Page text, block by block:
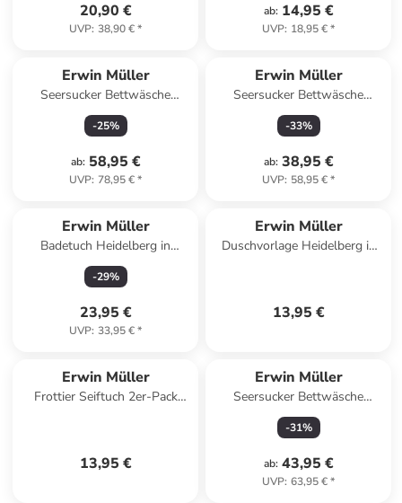
20,90 €
UVP: 38,90 €*
ab: 14,95 €
UVP: 18,95 €*
Erwin Müller
Seersucker Bettwäsche
Rosenheim in gelb
-25%
ab: 58,95 €
UVP: 78,95 €*
Erwin Müller
Seersucker Bettwäsche
Rosenheim in terra
-33%
ab: 38,95 €
UVP: 58,95 €*
Erwin Müller
Badetuch Heidelberg in
hellgrau
-29%
23,95 €
UVP: 33,95 €*
Erwin Müller
Duschvorlage Heidelberg in
13,95 €
Erwin Müller
Frottier Seiftuch 2er-Pack
13,95 €
Erwin Müller
Seersucker Bettwäsche
Rosenheim in blau
-31%
ab: 43,95 €
UVP: 63,95 €*